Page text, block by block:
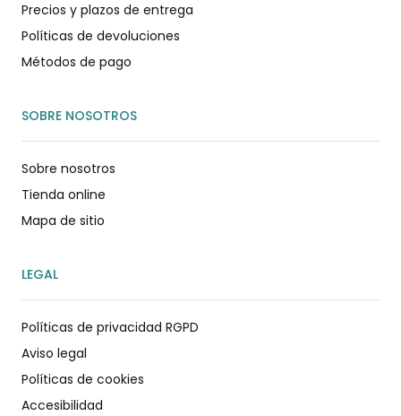
Precios y plazos de entrega
Políticas de devoluciones
Métodos de pago
SOBRE NOSOTROS
Sobre nosotros
Tienda online
Mapa de sitio
LEGAL
Políticas de privacidad RGPD
Aviso legal
Políticas de cookies
Accesibilidad